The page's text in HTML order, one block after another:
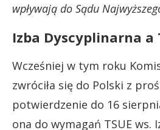
wpływają do Sądu
Izba Dyscyplinarna a
Wcześniej w tym roku
zwróciła się do Polski z
potwierdzenie do 16
ona do wymagań TSUE ws.